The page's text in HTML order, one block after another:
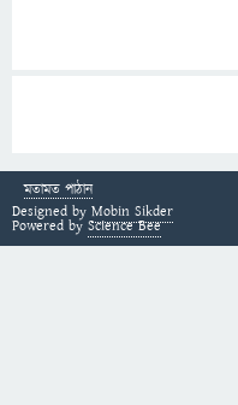
মতামত পাঠান
Designed by Mobin Sikder
Powered by Science Bee